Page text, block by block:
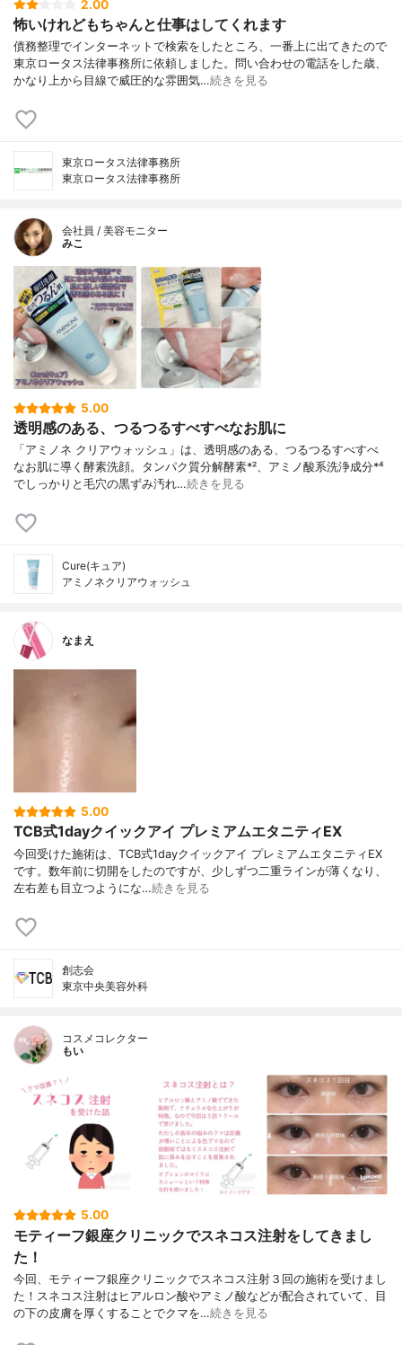
2.00
怖いけれどもちゃんと仕事はしてくれます
債務整理でインターネットで検索をしたところ、一番上に出てきたので
東京ロータス法律事務所に依頼しました。問い合わせの電話をした歳、
かなり上から目線で威圧的な雰囲気…続きを見る
東京ロータス法律事務所
東京ロータス法律事務所
会社員 / 美容モニター
みこ
5.00
透明感のある、つるつるすべすべなお肌に
「アミノネ クリアウォッシュ」は、透明感のある、つるつるすべすべ
なお肌に導く酵素洗顔。タンパク質分解酵素*²、アミノ酸系洗浄成分*⁴
でしっかりと毛穴の黒ずみ汚れ…続きを見る
Cure(キュア)
アミノネクリアウォッシュ
なまえ
5.00
TCB式1dayクイックアイ プレミアムエタニティEX
今回受けた施術は、TCB式1dayクイックアイ プレミアムエタニティEX
です。数年前に切開をしたのですが、少しずつ二重ラインが薄くなり、
左右差も目立つようにな…続きを見る
創志会
東京中央美容外科
コスメコレクター
もい
5.00
モティーフ銀座クリニックでスネコス注射をしてきまし
た！
今回、モティーフ銀座クリニックでスネコス注射３回の施術を受けまし
た！スネコス注射はヒアルロン酸やアミノ酸などが配合されていて、目
の下の皮膚を厚くすることでクマを…続きを見る